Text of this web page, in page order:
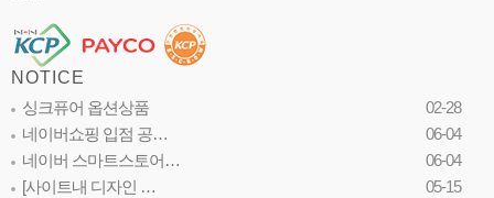
NOTICE
싱크퓨어 옵션상품
02-28
네이버쇼핑 입점 공…
06-04
네이버 스마트스토어…
06-04
[사이트내 디자인 …
05-15